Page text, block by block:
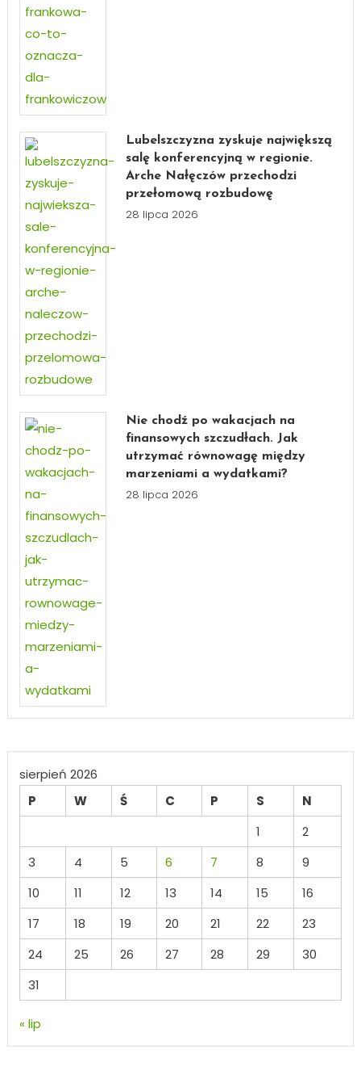
Lubelszczyzna zyskuje największą
salę konferencyjną w regionie.
Arche Nałęczów przechodzi
przełomową rozbudowę
28 lipca 2026
Nie chodź po wakacjach na
finansowych szczudłach. Jak
utrzymać równowagę między
marzeniami a wydatkami?
28 lipca 2026
sierpień 2026
P
W Ś C P S
N
1
2
3
4 5 6 7 8
9
10
11 12 13 14 15
16
17
18 19 20 21 22
23
24
25 26 27 28 29
30
31
« lip